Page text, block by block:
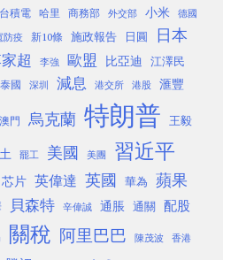
台積電 哈里 商務部 外交部 小米 德國
防疫 新10條 施政報告 日圓 日本
超 李強 歐盟 比亞迪 江澤民
泰國 深圳 減息 港交所 港股 滙豐
澳門 烏克蘭 特朗普 王毅
罷工 美國 美團 習近平
芯片 英偉達 英國 華為 蘋果
貝森特 辛偉誠 通脹 通關 配股
關稅 阿里巴巴 陳茂波 香港